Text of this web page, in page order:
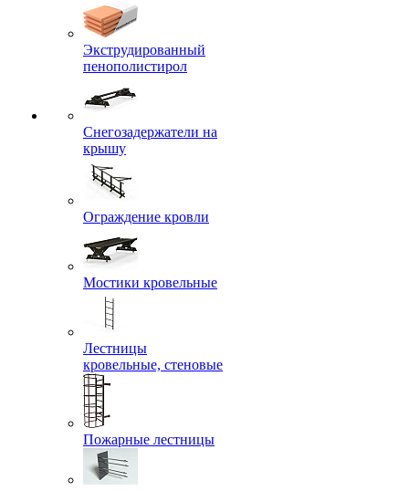
Экструдированный
пенополистирол
Снегозадержатели на
крышу
Ограждение кровли
Мостики кровельные
Лестницы
кровельные, стеновые
Пожарные лестницы